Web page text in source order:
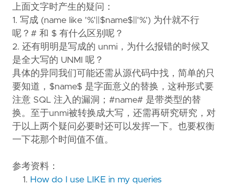
上面文字时产生的疑问：
1. 写成 (name like '%'||$name$||'%') 为什就不行
呢？# 和 $ 有什么区别呢？
2. 还有明明是写成的 unmi，为什么报错的时候又
是全大写的 UNMI 呢？
具体的异同我们可能还需从源代码中找，简单的只
要知道，$name$ 是字面意义的替换，这种形式要
注意 SQL 注入的漏洞；#name# 是带类型的替
换。至于unmi被转换成大写，还需再研究研究，对
于以上两个疑问必要时还可以发挥一下。也要权衡
一下花那个时间值不值。
参考资料：
1. How do I use LIKE in my queries